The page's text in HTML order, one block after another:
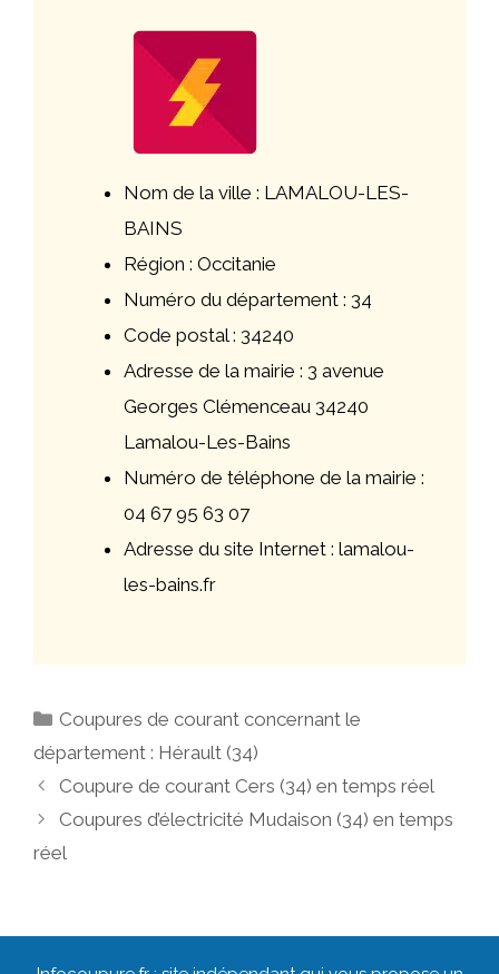
Nom de la ville : LAMALOU-LES-
BAINS
Région : Occitanie
Numéro du département : 34
Code postal : 34240
Adresse de la mairie : 3 avenue
Georges Clémenceau 34240
Lamalou-Les-Bains
Numéro de téléphone de la mairie :
04 67 95 63 07
Adresse du site Internet : lamalou-
les-bains.fr
Catégories
Coupures de courant concernant le
département : Hérault (34)
Navigation
des
Coupure de courant Cers (34) en temps réel
Coupures d’électricité Mudaison (34) en temps
réel